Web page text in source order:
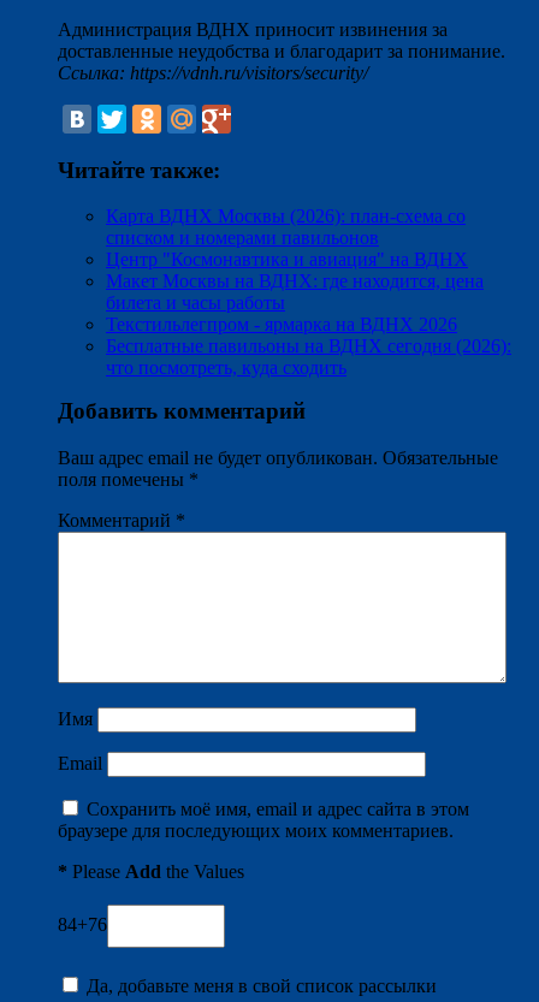
Администрация ВДНХ приносит извинения за
доставленные неудобства и благодарит за понимание.
Ссылка: https://vdnh.ru/visitors/security/
Читайте также:
Карта ВДНХ Москвы (2026): план-схема со
списком и номерами павильонов
Центр "Космонавтика и авиация" на ВДНХ
Макет Москвы на ВДНХ: где находится, цена
билета и часы работы
Текстильлегпром - ярмарка на ВДНХ 2026
Бесплатные павильоны на ВДНХ сегодня (2026):
что посмотреть, куда сходить
Добавить комментарий
Ваш адрес email не будет опубликован. Обязательные
поля помечены *
Комментарий *
Имя
Email
Сохранить моё имя, email и адрес сайта в этом
браузере для последующих моих комментариев.
* Please Add the Values
84+76
Да, добавьте меня в свой список рассылки